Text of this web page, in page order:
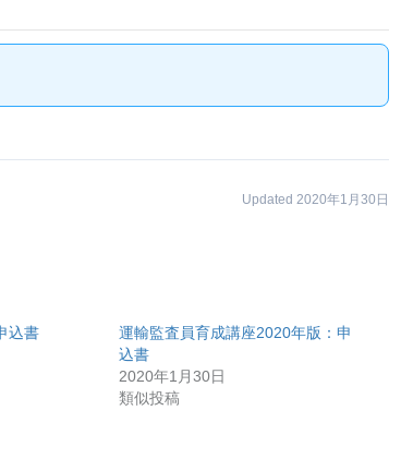
Updated 2020年1月30日
込書
運輸監査員育成講座2020年版：申
込書
2020年1月30日
類似投稿